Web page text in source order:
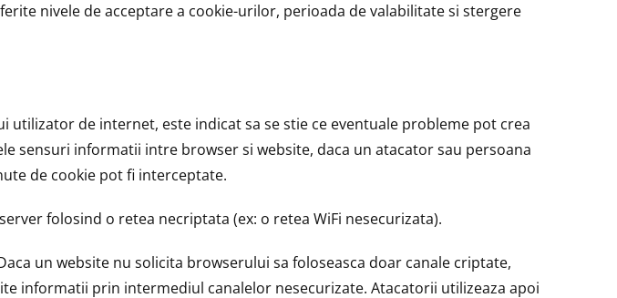
nivele de acceptare a cookie-urilor, perioada de valabilitate si stergere
de internet, este indicat sa se stie ce eventuale probleme pot crea
sensuri informatii intre browser si website, daca un atacator sau persoana
de cookie pot fi interceptate.
folosind o retea necriptata (ex: o retea WiFi nesecurizata).
un website nu solicita browserului sa foloseasca doar canale criptate,
informatii prin intermediul canalelor nesecurizate. Atacatorii utilizeaza apoi